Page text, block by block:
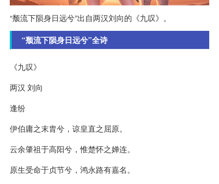
“颓流下陨身日远兮”出自两汉刘向的《九叹》。
“颓流下陨身日远兮”全诗
《九叹》
两汉 刘向
逢纷
伊伯庸之末胄兮，谅皇直之屈原。
云余肇祖于高阳兮，惟楚怀之婵连。
原生受命于贞节兮，鸿永路有嘉名。